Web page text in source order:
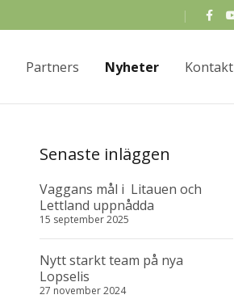
Partners Nyheter Kontakt
Senaste inläggen
Vaggans mål i Litauen och
Lettland uppnådda
15 september 2025
Nytt starkt team på nya
Lopselis
27 november 2024